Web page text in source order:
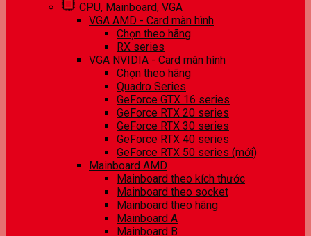
CPU, Mainboard, VGA
VGA AMD - Card màn hình
Chọn theo hãng
RX series
VGA NVIDIA - Card màn hình
Chọn theo hãng
Quadro Series
GeForce GTX 16 series
GeForce RTX 20 series
GeForce RTX 30 series
GeForce RTX 40 series
GeForce RTX 50 series (mới)
Mainboard AMD
Mainboard theo kích thước
Mainboard theo socket
Mainboard theo hãng
Mainboard A
Mainboard B